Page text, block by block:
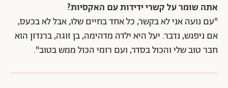
אתה שומר על קשרי ידידות עם האקסיות?
"עם נועה אני לא בקשר, כל אחד בחיים שלו, אבל לא בכעס,
אם ניפגש, נדבר. יעל היא ילדה מדהימה, בן זוגה, ברנדון הוא
חבר טוב שלי והכול בסדר, ועם רומי הכול ממש בטוב".